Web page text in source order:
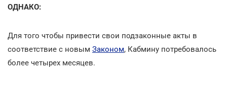
ОДНАКО:
Для того чтобы привести свои подзаконные акты в
соответствие с новым Законом, Кабмину потребовалось
более четырех месяцев.